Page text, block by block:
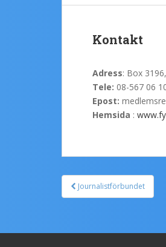
Kontakt
Adress: Box
Tele: 08-567 06
Epost:
Hemsida :
PostJournalistförbundet